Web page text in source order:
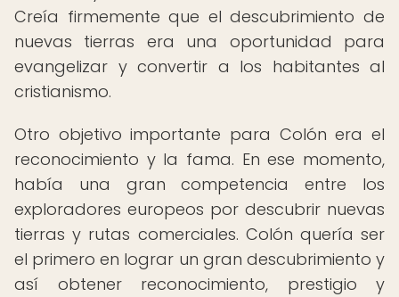
Creía firmemente que el descubrimiento de
nuevas tierras era una oportunidad para
evangelizar y convertir a los habitantes al
cristianismo.
Otro objetivo importante para Colón era el
reconocimiento y la fama. En ese momento,
había una gran competencia entre los
exploradores europeos por descubrir nuevas
tierras y rutas comerciales. Colón quería ser
el primero en lograr un gran descubrimiento y
así obtener reconocimiento, prestigio y